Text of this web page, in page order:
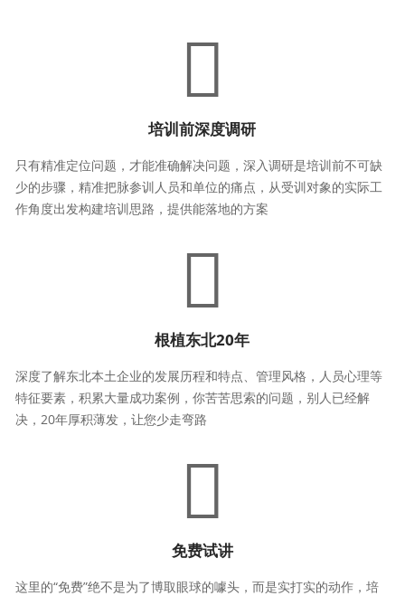
培训前深度调研
只有精准定位问题，才能准确解决问题，深入调研是培训前不可缺
少的步骤，精准把脉参训人员和单位的痛点，从受训对象的实际工
作角度出发构建培训思路，提供能落地的方案
根植东北20年
深度了解东北本土企业的发展历程和特点、管理风格，人员心理等
特征要素，积累大量成功案例，你苦苦思索的问题，别人已经解
决，20年厚积薄发，让您少走弯路
免费试讲
这里的“免费”绝不是为了博取眼球的噱头，而是实打实的动作，培